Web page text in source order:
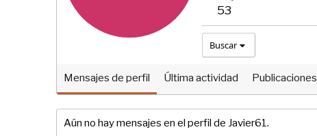
53
Buscar
Mensajes de perfil Última actividad Publicaciones
Aún no hay mensajes en el perfil de Javier61.